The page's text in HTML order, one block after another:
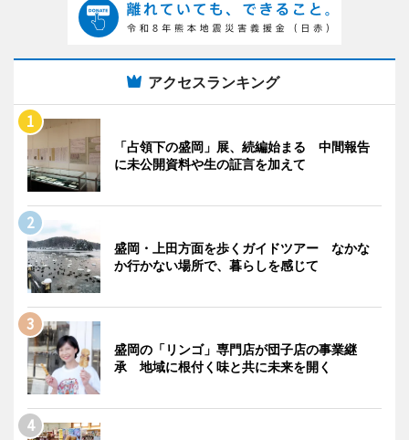
アクセスランキング
「占領下の盛岡」展、続編始まる 中間報告
に未公開資料や生の証言を加えて
盛岡・上田方面を歩くガイドツアー なかな
か行かない場所で、暮らしを感じて
盛岡の「リンゴ」専門店が団子店の事業継
承 地域に根付く味と共に未来を開く